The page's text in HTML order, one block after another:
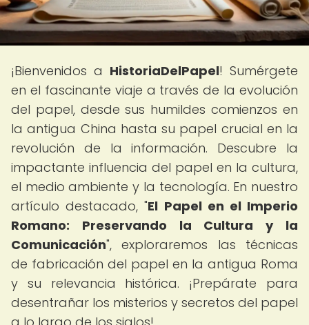
¡Bienvenidos a HistoriaDelPapel! Sumérgete
en el fascinante viaje a través de la evolución
del papel, desde sus humildes comienzos en
la antigua China hasta su papel crucial en la
revolución de la información. Descubre la
impactante influencia del papel en la cultura,
el medio ambiente y la tecnología. En nuestro
artículo destacado, "El Papel en el Imperio
Romano: Preservando la Cultura y la
Comunicación", exploraremos las técnicas
de fabricación del papel en la antigua Roma
y su relevancia histórica. ¡Prepárate para
desentrañar los misterios y secretos del papel